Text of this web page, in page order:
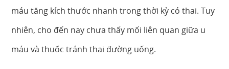
máu tăng kích thước nhanh trong thời kỳ có thai. Tuy
nhiên, cho đến nay chưa thấy mối liên quan giữa u
máu và thuốc tránh thai đường uống.